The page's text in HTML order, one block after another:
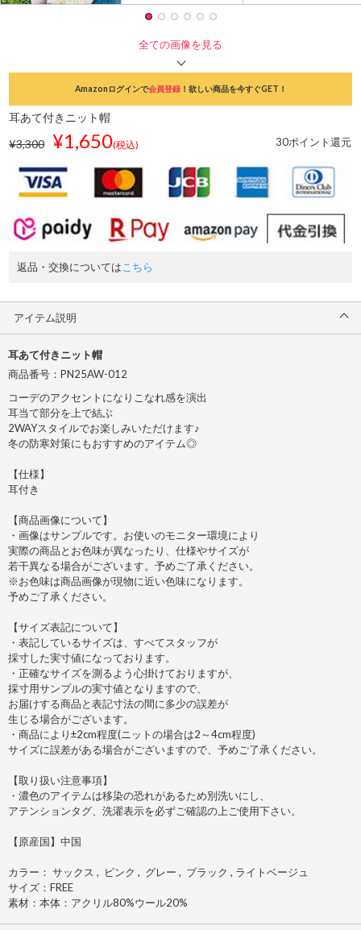
全ての画像を見る
Amazonログインで会員登録！欲しい商品を今すぐGET！
耳あて付きニット帽
¥3,300
¥1,650(税込) 30ポイント還元
返品・交換についてはこちら
アイテム説明
耳あて付きニット帽
商品番号：PN25AW-012
コーデのアクセントになりこなれ感を演出
耳当て部分を上で結ぶ
2WAYスタイルでお楽しみいただけます♪
冬の防寒対策にもおすすめのアイテム◎
【仕様】
耳付き
【商品画像について】
・画像はサンプルです。お使いのモニター環境により
実際の商品とお色味が異なったり、仕様やサイズが
若干異なる場合がございます。予めご了承ください。
※お色味は商品画像が現物に近い色味になります。
予めご了承ください。
【サイズ表記について】
・表記しているサイズは、すべてスタッフが
採寸した実寸値になっております。
・正確なサイズを測るよう心掛けておりますが、
採寸用サンプルの実寸値となりますので、
お届けする商品と表記寸法の間に多少の誤差が
生じる場合がございます。
・商品により±2cm程度(ニットの場合は2～4cm程度)
サイズに誤差がある場合がございますので、予めご了承ください。
【取り扱い注意事項】
・濃色のアイテムは移染の恐れがあるため別洗いにし、
アテンションタグ、洗濯表示を必ずご確認の上ご使用下さい。
【原産国】中国
カラー： サックス , ピンク , グレー , ブラック , ライトベージュ
サイズ：FREE
素材：本体：アクリル80%ウール20%